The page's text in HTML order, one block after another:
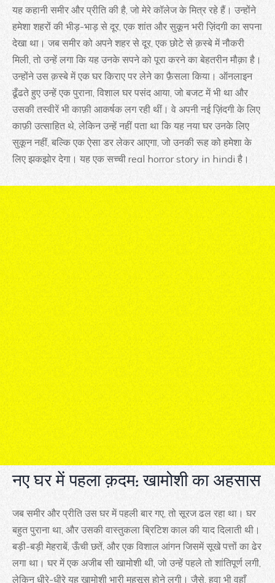
यह कहानी समीर और प्रीति की है, जो मेरे कॉलेज के मित्र रहे हैं। उन्होंने
हमेशा शहरों की भीड़-भाड़ से दूर, एक शांत और सुकून भरी ज़िंदगी का सपना
देखा था। जब समीर को अपने शहर से दूर, एक छोटे से क़स्बे में नौकरी
मिली, तो उन्हें लगा कि यह उनके सपने को पूरा करने का बेहतरीन मौक़ा है।
उन्होंने उस क़स्बे में एक घर किराए पर लेने का फ़ैसला किया। ऑनलाइन
ढूँढते हुए उन्हें एक पुराना, विशाल घर पसंद आया, जो बजट में भी था और
उसकी तस्वीरें भी काफ़ी आकर्षक लग रही थीं। वे अपनी नई ज़िंदगी के लिए
काफ़ी उत्साहित थे, लेकिन उन्हें नहीं पता था कि यह नया घर उनके लिए
सुकून नहीं, बल्कि एक ऐसा डर लेकर आएगा, जो उनकी रूह को हमेशा के
लिए झकझोर देगा। यह एक सच्ची real horror story in hindi है।
नए घर में पहला क़दम: खामोशी का अहसास
जब समीर और प्रीति उस घर में पहली बार गए, तो सूरज ढल रहा था। घर
बहुत पुराना था, और उसकी वास्तुकला ब्रिटिश काल की याद दिलाती थी।
बड़ी-बड़ी मेहराबें, ऊँची छतें, और एक विशाल आंगन जिसमें सूखे पत्तों का ढेर
लगा था। घर में एक अजीब सी खामोशी थी, जो उन्हें पहले तो शांतिपूर्ण लगी,
लेकिन धीरे-धीरे यह खामोशी भारी महसूस होने लगी। जैसे, हवा भी वहाँ